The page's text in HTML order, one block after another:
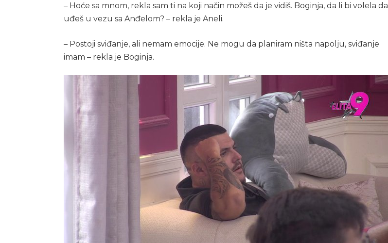
– Hoće sa mnom, rekla sam ti na koji način možeš da je vidiš. Boginja, da li bi volela da
uđeš u vezu sa Anđelom? – rekla je Aneli.
– Postoji sviđanje, ali nemam emocije. Ne mogu da planiram ništa napolju, sviđanje
imam – rekla je Boginja.